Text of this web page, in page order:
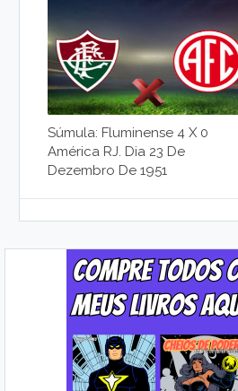
Súmula: Fluminense 4 X 0
América RJ. Dia 23 De
Dezembro De 1951